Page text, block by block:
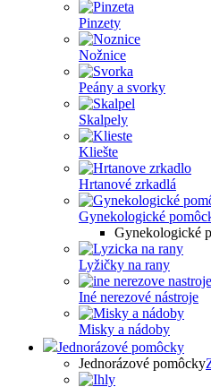
Pinzety
Nožnice
Peány a svorky
Skalpely
Kliešte
Hrtanové zrkadlá
Gynekologické
Gynekologické
Lyžičky na rany
Iné nerezové nástroje
Misky a nádoby
Jednorázové pomôcky
Jednorázové pomôcky